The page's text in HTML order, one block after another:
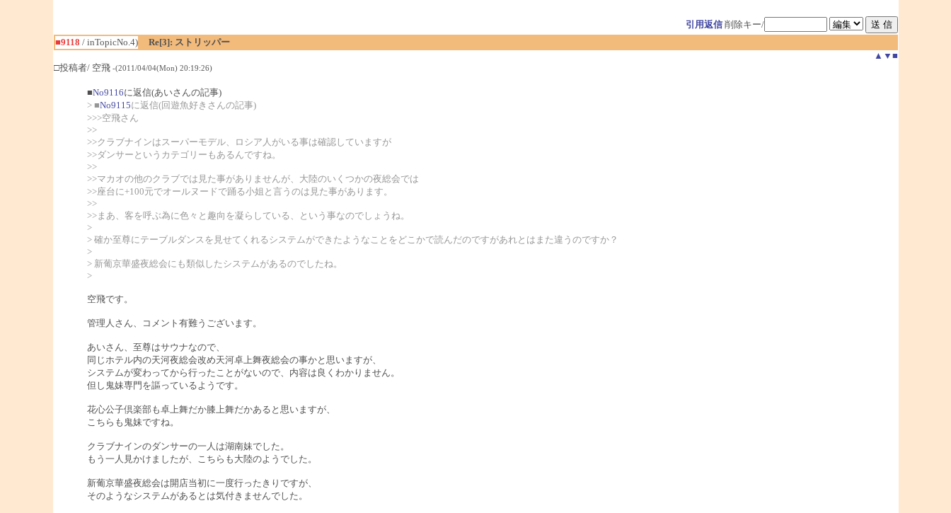
引用返信 削除キー/
■9118 / inTopicNo.4)
Re[3]: ストリッパー
▲ ▼ ■
□投稿者/ 空飛 -(2011/04/04(Mon) 20:19:26)
■No9116に返信(あいさんの記事)
> ■No9115に返信(回遊魚好きさんの記事)
>>>空飛さん
>>
>>クラブナインはスーパーモデル、ロシア人がいる事は確認していますが
>>ダンサーというカテゴリーもあるんですね。
>>
>>マカオの他のクラブでは見た事がありませんが、大陸のいくつかの夜総会では
>>座台に+100元でオールヌードで踊る小姐と言うのは見た事があります。
>>
>>まあ、客を呼ぶ為に色々と趣向を凝らしている、という事なのでしょうね。
>
> 確か至尊にテーブルダンスを見せてくれるシステムができたようなことをどこかで読んだのですがあれとはまた違うのですか？
>
> 新葡京華盛夜総会にも類似したシステムがあるのでしたね。
>
空飛です。
管理人さん、コメント有難うございます。
あいさん、至尊はサウナなので、
同じホテル内の天河夜総会改め天河卓上舞夜総会の事かと思いますが、
システムが変わってから行ったことがないので、内容は良くわかりません。
但し鬼妹専門を謳っているようです。
花心公子倶楽部も卓上舞だか膝上舞だかあると思いますが、
こちらも鬼妹ですね。
クラブナインのダンサーの一人は湖南妹でした。
もう一人見かけましたが、こちらも大陸のようでした。
新葡京華盛夜総会は開店当初に一度行ったきりですが、
そのようなシステムがあるとは気付きませんでした。